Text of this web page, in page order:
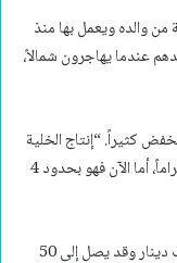
والده ويعمل بها منذ
عندما يهاجرون شمالاً،
كثيراً. “إنتاج الخلية
في الموسم الواحد كان يتراوح من 10 إلى 15 كيلوغراماً، أما الآن فهو بحدود 4
يباع الكيلوغرام الواحد من العسل العراقي من 20 ألف دينار وقد يصل إلى 50